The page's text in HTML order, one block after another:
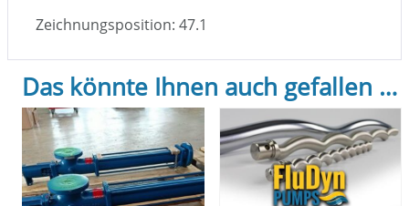
Zeichnungsposition: 47.1
Das könnte Ihnen auch gefallen …